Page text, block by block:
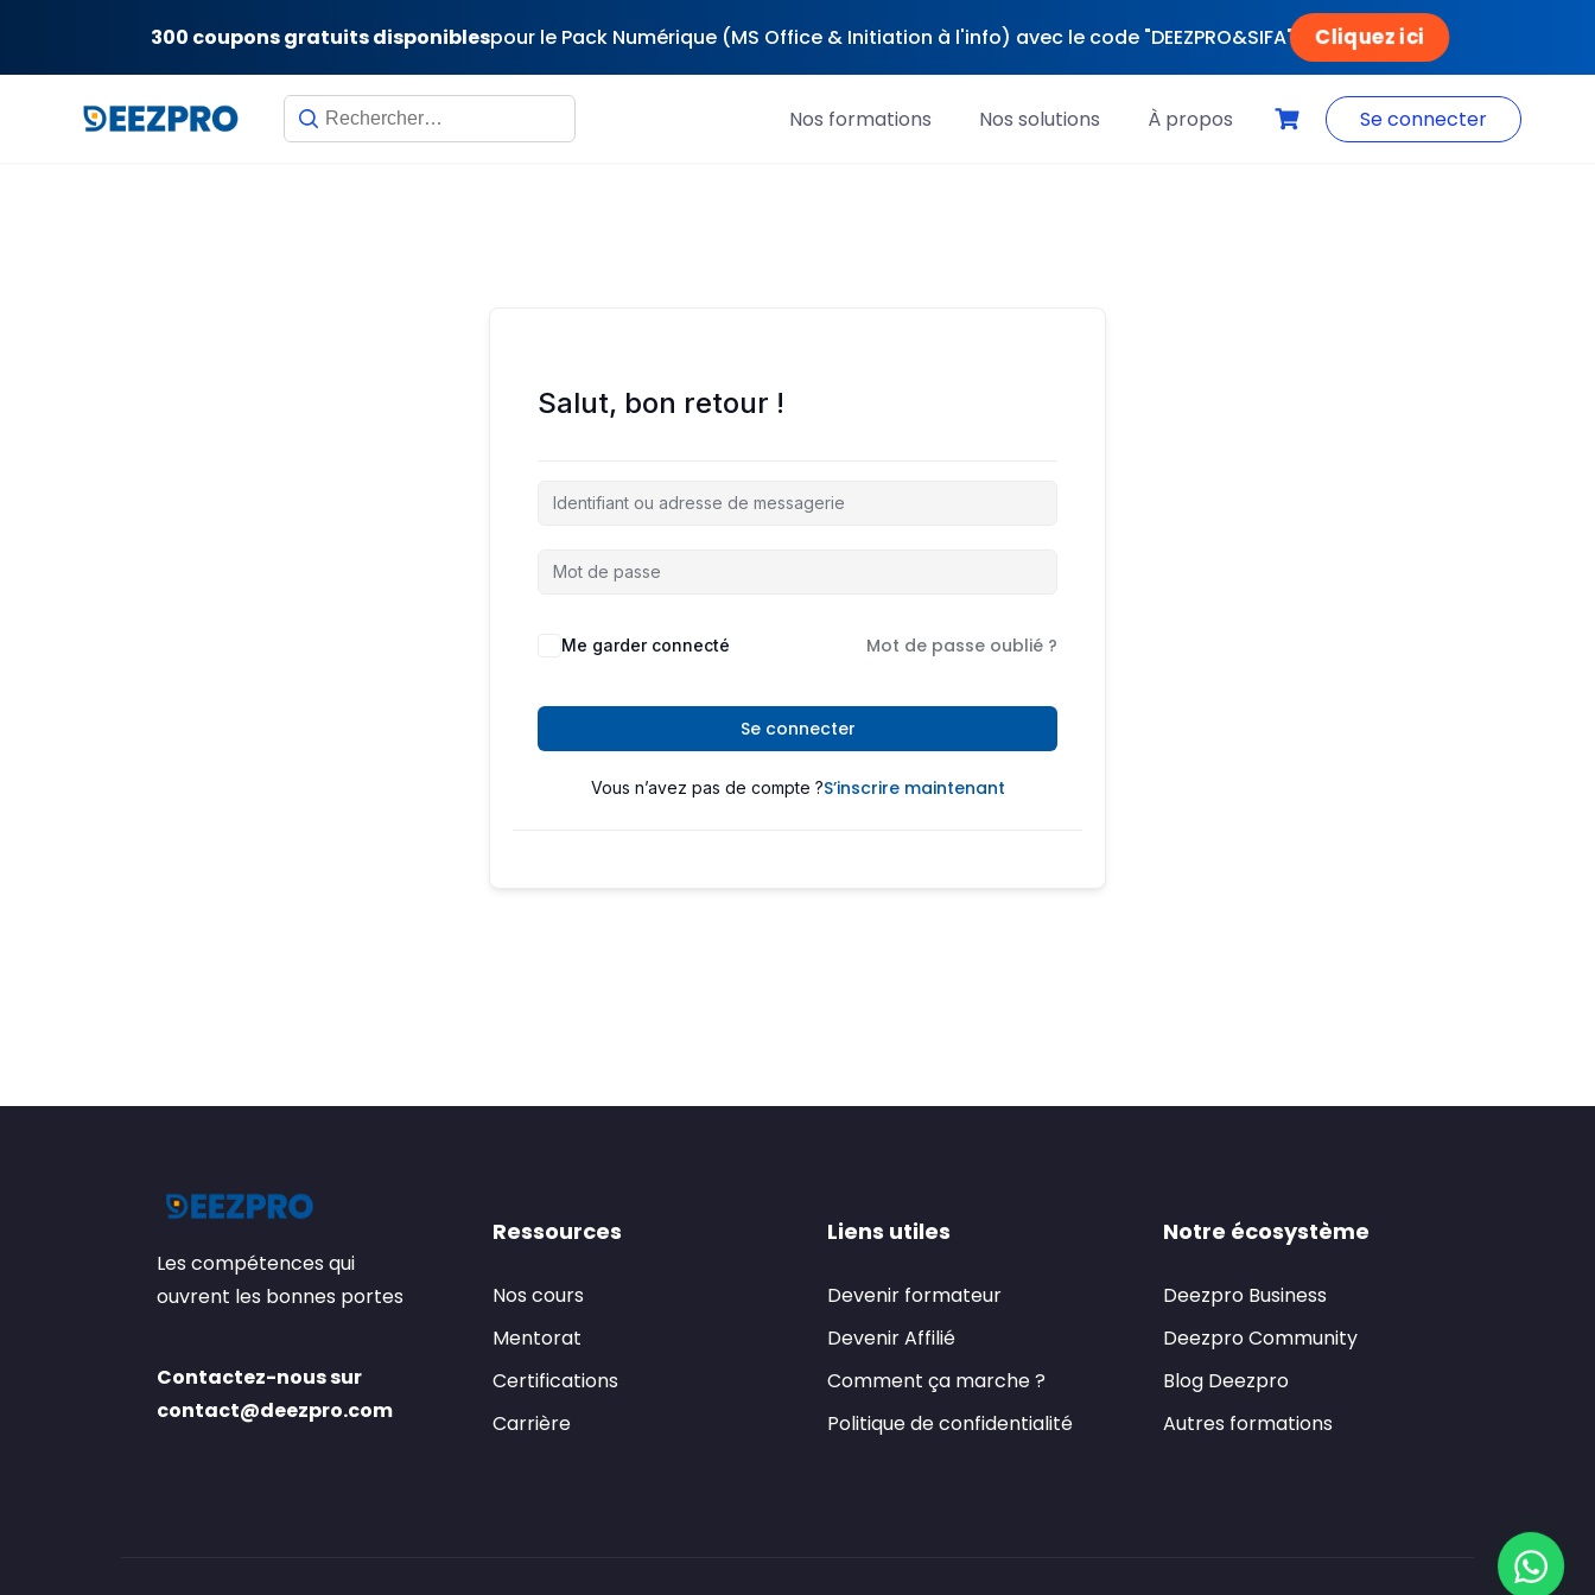
300 coupons gratuits disponiblespour le Pack Numérique (MS Office & Initiation à l'info) avec le code "DEEZPRO&SIFA" Cliquez ici
Nos formations Nos solutions À propos Se connecter
Salut, bon retour !
Me garder connecté Mot de passe oublié ?
Se connecter
Vous n’avez pas de compte ?S’inscrire maintenant
Les compétences qui
ouvrent les bonnes portes
Contactez-nous sur
contact@deezpro.com
Ressources
Nos cours
Mentorat
Certifications
Carrière
Liens utiles
Devenir formateur
Devenir Affilié
Comment ça marche ?
Politique de confidentialité
Notre écosystème
Deezpro Business
Deezpro Community
Blog Deezpro
Autres formations